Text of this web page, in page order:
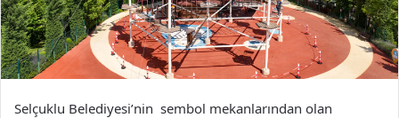
Selçuklu Belediyesi’nin sembol mekanlarından olan